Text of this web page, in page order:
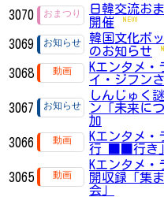
3070
日韓交流お
開催
3069
韓国文化ボ
のお知らせ
3068
Kエンタメ・
イ・ジフン
3067
しんじゅく
ン「未来に
加
3066
Kエンタメ・
行 ■■行き」
3065
Kエンタメ・
開収録「集
会」